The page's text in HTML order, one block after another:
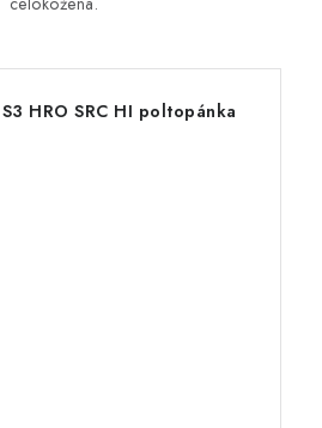
HRO SRC HI poltopánka